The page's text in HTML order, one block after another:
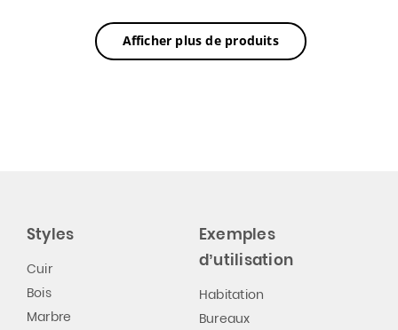
Afficher plus de produits
Styles
Cuir
Bois
Marbre
Exemples
d’utilisation
Habitation
Bureaux